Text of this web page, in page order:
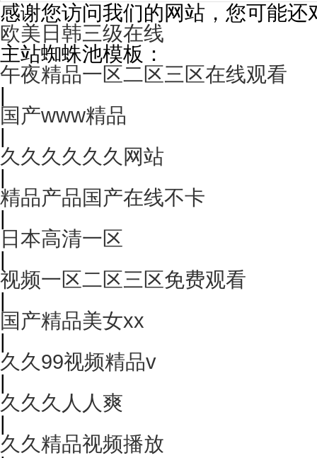
感谢您访问我们的网站，您可能还
欧美日韩三级在线
主站蜘蛛池模板：
午夜精品一区二区三区在线观看
|
国产www精品
|
久久久久久久网站
|
精品产品国产在线不卡
|
日本高清一区
|
视频一区二区三区免费观看
|
国产精品美女xx
|
久久99视频精品v
|
久久久人人爽
|
久久精品视频播放